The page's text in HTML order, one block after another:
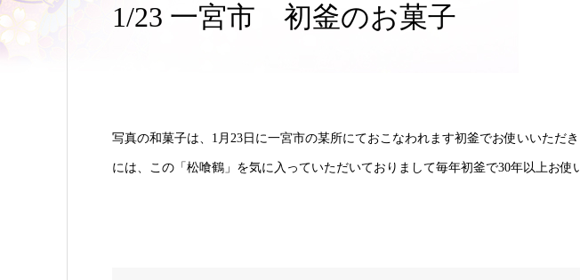
1/23 一宮市 初釜のお菓子
写真の和菓子は、1月23日に一宮市の某所にておこなわれます初釜でお使いいた
には、この「松喰鶴」を気に入っていただいておりまして毎年初釜で30年以上お使